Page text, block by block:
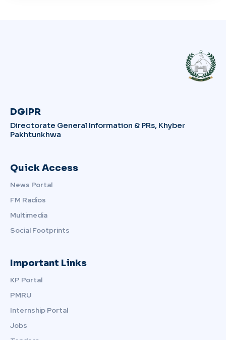
DGIPR
Directorate General Information & PRs, Khyber
Pakhtunkhwa
Quick Access
News Portal
FM Radios
Multimedia
Social Footprints
Important Links
KP Portal
PMRU
Internship Portal
Jobs